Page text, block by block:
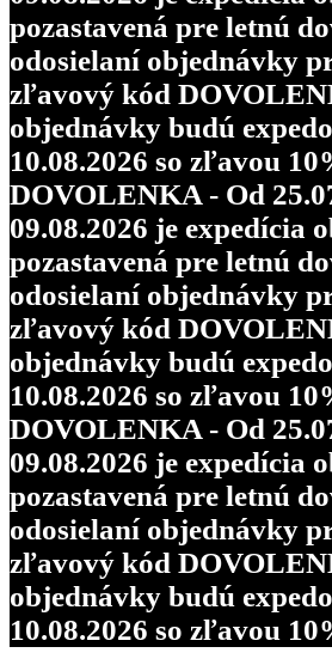
pozastavená pre letnú
odosielaní objednávky
zľavový kód
objednávky budú
10.08.2026 so zľavou
DOVOLENKA - Od
09.08.2026 je expedícia
pozastavená pre letnú
odosielaní objednávky
zľavový kód
objednávky budú
10.08.2026 so zľavou
DOVOLENKA - Od
09.08.2026 je expedícia
pozastavená pre letnú
odosielaní objednávky
zľavový kód
objednávky budú
10.08.2026 so zľavou